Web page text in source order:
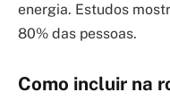
energia. Estudos
80% das pessoas.
Como incluir na